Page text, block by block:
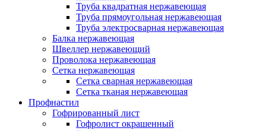
Труба квадратная нержавеющая
Труба прямоугольная нержавеющая
Труба электросварная нержавеющая
Балка нержавеющая
Швеллер нержавеющий
Проволока нержавеющая
Сетка нержавеющая
Сетка сварная нержавеющая
Сетка тканая нержавеющая
Профнастил
Гофрированный лист
Гофролист окрашенный